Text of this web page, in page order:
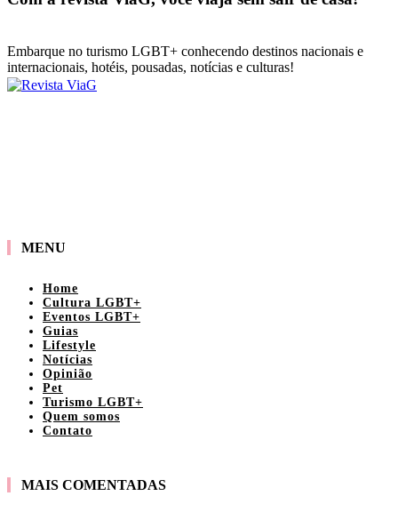
Embarque no turismo LGBT+ conhecendo destinos nacionais e
internacionais, hotéis, pousadas, notícias e culturas!
MENU
Home
Cultura LGBT+
Eventos LGBT+
Guias
Lifestyle
Notícias
Opinião
Pet
Turismo LGBT+
Quem somos
Contato
MAIS COMENTADAS